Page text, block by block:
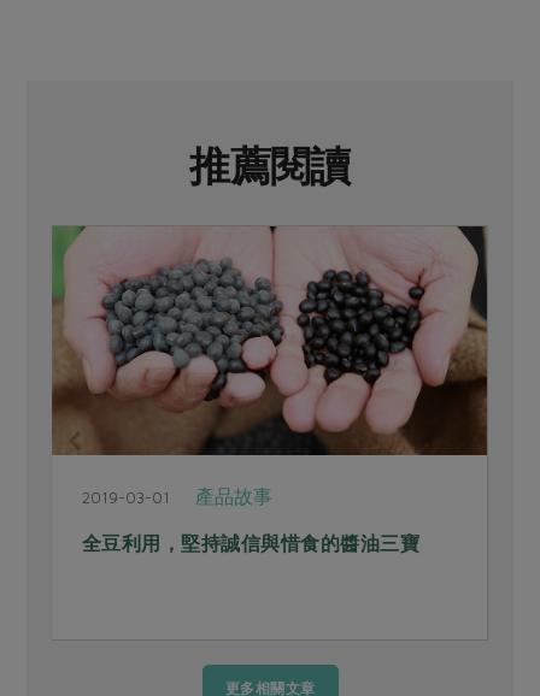
推薦閱讀
2019-03-01 產品故事
全豆利用，堅持誠信與惜食的醬油三寶
更多相關文章